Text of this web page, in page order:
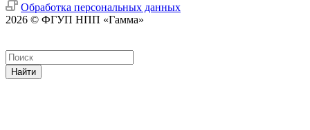
Обработка персональных данных
2026 © ФГУП НПП «Гамма»
Найти